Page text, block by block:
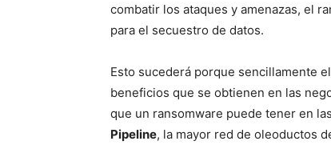
combatir los ataques y amenazas, el
para el secuestro de datos.
Esto sucederá porque sencillamente
beneficios que se obtienen en las
que un ransomware puede tener en
Pipeline, la mayor red de oleoductos